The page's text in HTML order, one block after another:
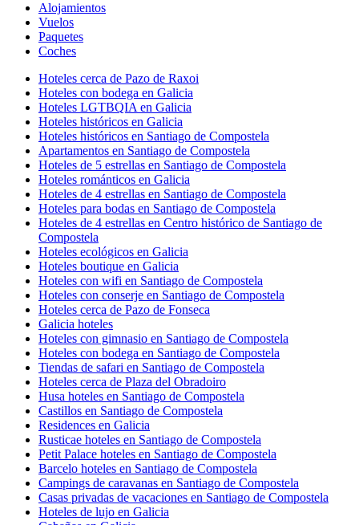
Alojamientos
Vuelos
Paquetes
Coches
Hoteles cerca de Pazo de Raxoi
Hoteles con bodega en Galicia
Hoteles LGTBQIA en Galicia
Hoteles históricos en Galicia
Hoteles históricos en Santiago de Compostela
Apartamentos en Santiago de Compostela
Hoteles de 5 estrellas en Santiago de Compostela
Hoteles románticos en Galicia
Hoteles de 4 estrellas en Santiago de Compostela
Hoteles para bodas en Santiago de Compostela
Hoteles de 4 estrellas en Centro histórico de Santiago de
Compostela
Hoteles ecológicos en Galicia
Hoteles boutique en Galicia
Hoteles con wifi en Santiago de Compostela
Hoteles con conserje en Santiago de Compostela
Hoteles cerca de Pazo de Fonseca
Galicia hoteles
Hoteles con gimnasio en Santiago de Compostela
Hoteles con bodega en Santiago de Compostela
Tiendas de safari en Santiago de Compostela
Hoteles cerca de Plaza del Obradoiro
Husa hoteles en Santiago de Compostela
Castillos en Santiago de Compostela
Residences en Galicia
Rusticae hoteles en Santiago de Compostela
Petit Palace hoteles en Santiago de Compostela
Barcelo hoteles en Santiago de Compostela
Campings de caravanas en Santiago de Compostela
Casas privadas de vacaciones en Santiago de Compostela
Hoteles de lujo en Galicia